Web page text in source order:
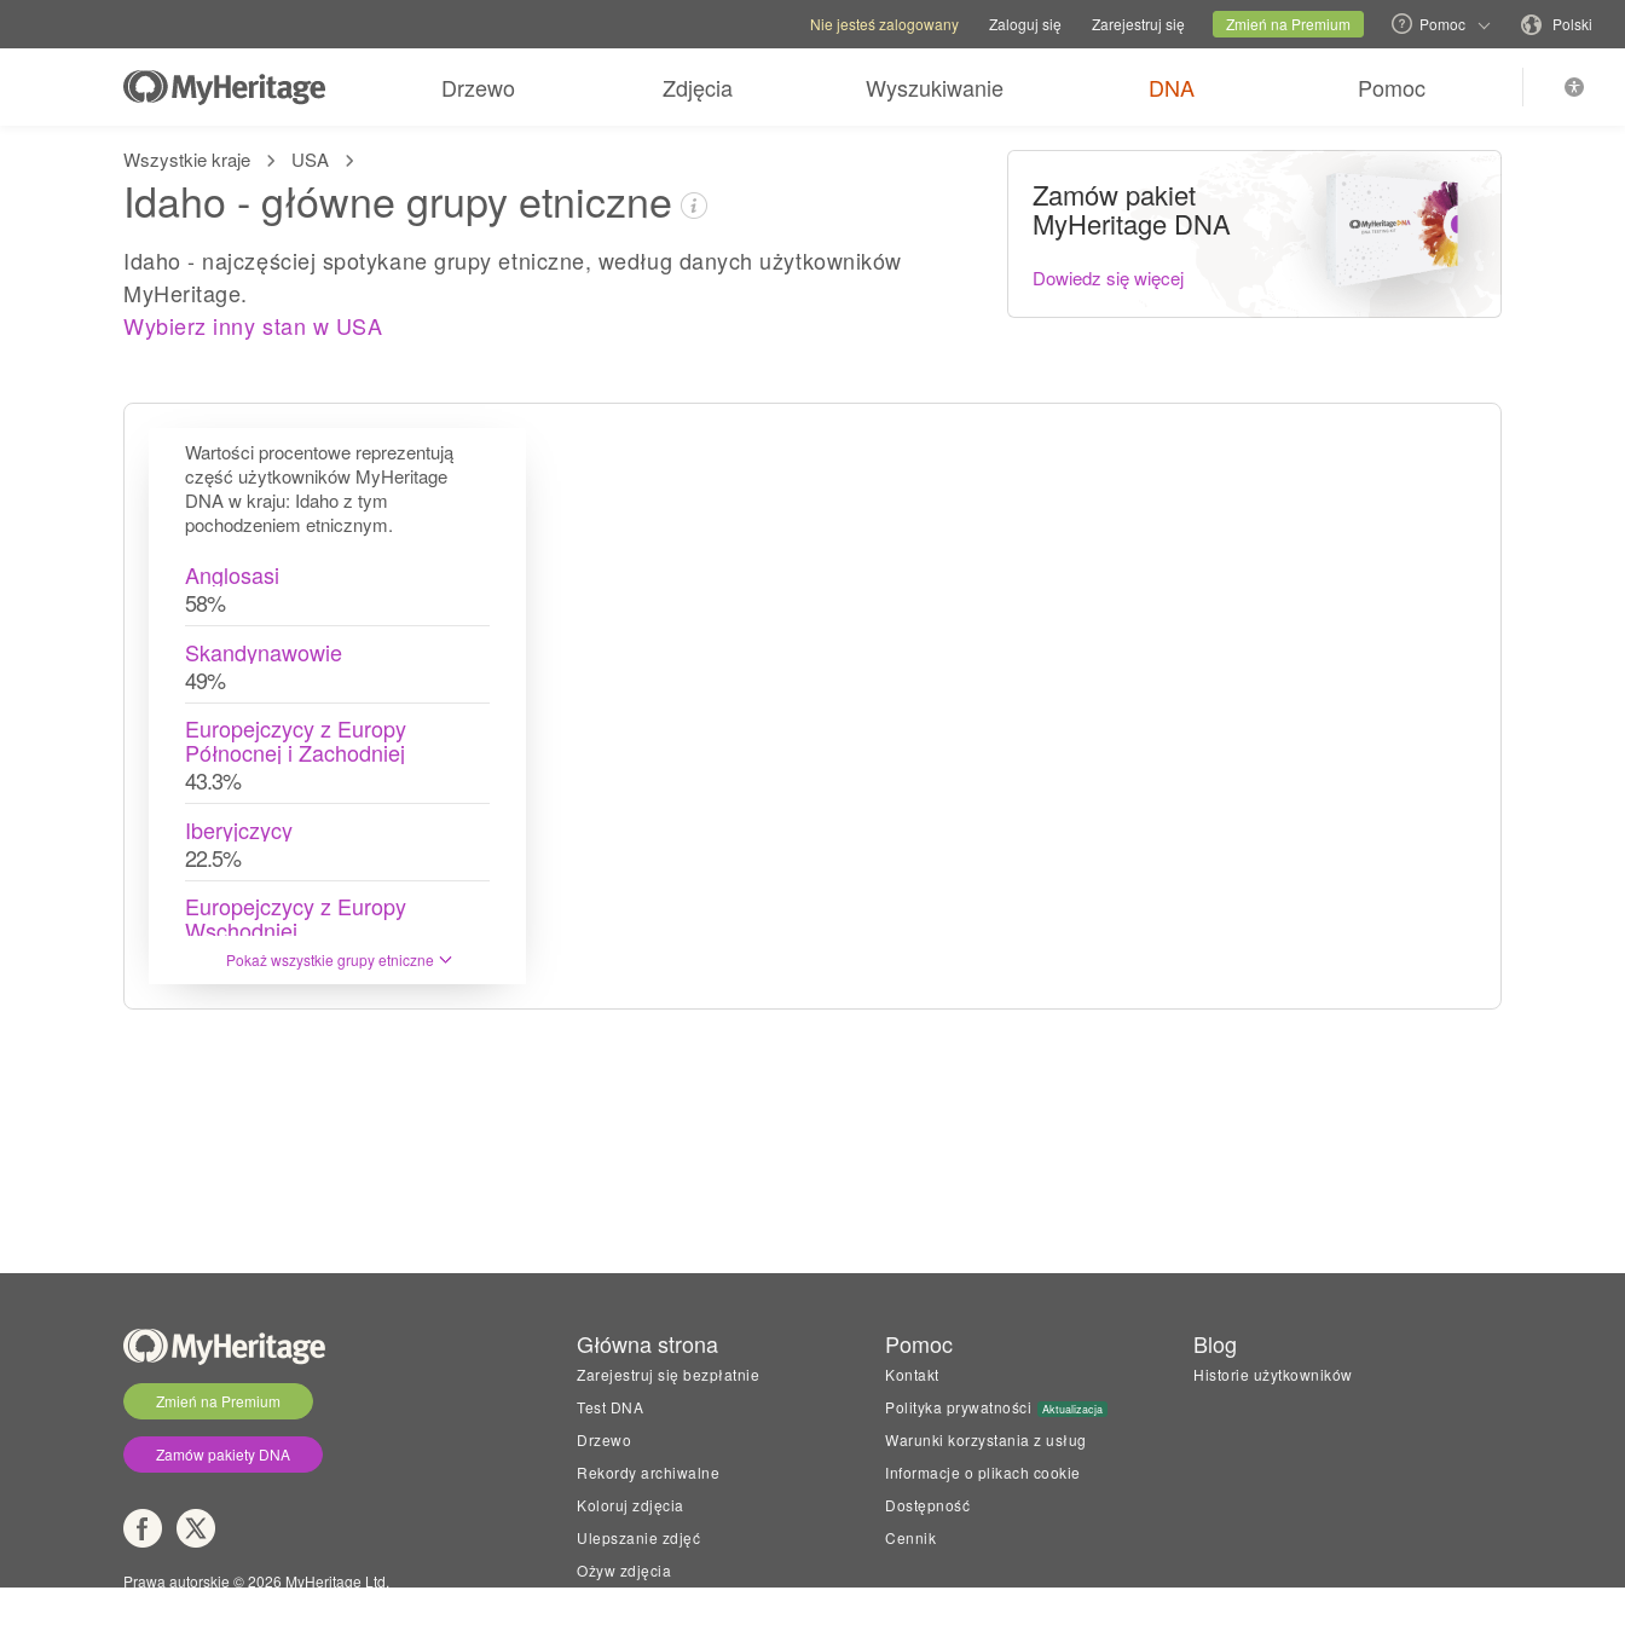
Obecna witrynaZmień język
Nie jesteś zalogowany Zaloguj się Zarejestruj się Zmień na Premium Pomoc Polski
Drzewo Zdjęcia Wyszukiwanie DNA Pomoc
Wszystkie kraje USA
Idaho - główne grupy etniczne
Idaho - najczęściej spotykane grupy etniczne, według danych użytkowników
MyHeritage.
Wybierz inny stan w USA
Zamów pakiet
MyHeritage DNA
Dowiedz się więcej
Wartości procentowe reprezentują
część użytkowników MyHeritage
DNA w kraju: Idaho z tym
pochodzeniem etnicznym.
Anglosasi
58%
Skandynawowie
49%
Europejczycy z Europy
Północnej i Zachodniej
43.3%
Iberyjczycy
22.5%
Europejczycy z Europy
Wschodniej
20.3%Pokaż wszystkie grupy etniczne
Zmień na Premium
Zamów pakiety DNA
Prawa autorskie © 2026 MyHeritage Ltd.
Główna strona
Zarejestruj się bezpłatnie
Test DNA
Drzewo
Rekordy archiwalne
Koloruj zdjęcia
Ulepszanie zdjęć
Ożyw zdjęcia
Pomoc
Kontakt
Polityka prywatności
Aktualizacja
Warunki korzystania z usług
Informacje o plikach cookie
Dostępność
Cennik
Blog
Historie użytkowników